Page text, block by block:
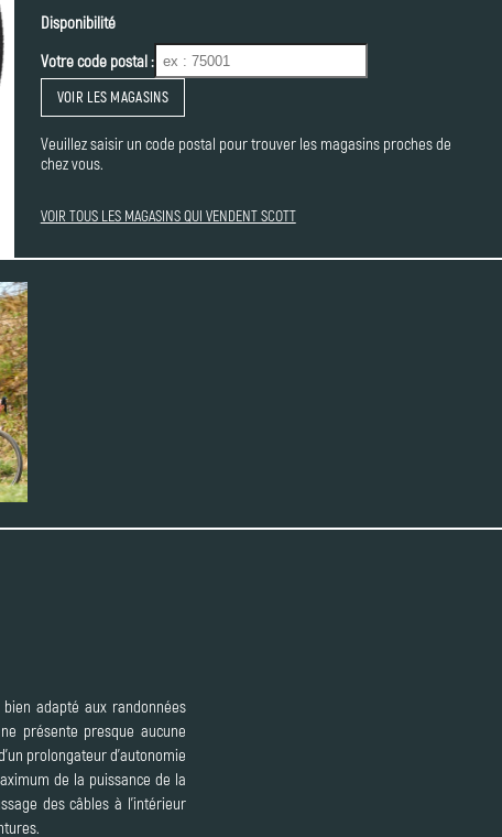
Disponibilité
Votre code postal :
VOIR LES MAGASINS
Veuillez saisir un code postal pour trouver les magasins proches de
chez vous.
VOIR TOUS LES MAGASINS QUI VENDENT SCOTT
adapté aux randonnées
présente presque aucune
prolongateur d'autonomie
de la puissance de la
des câbles à l'intérieur